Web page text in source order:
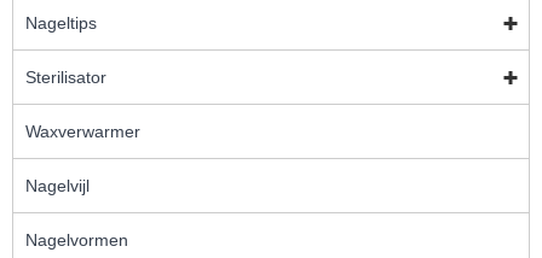
Nageltips
Sterilisator
Waxverwarmer
Nagelvijl
Nagelvormen